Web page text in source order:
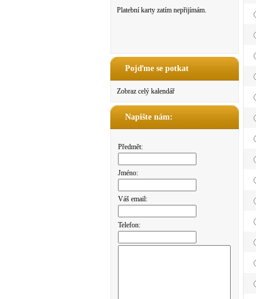
Platební karty zatím nepřijímám.
Pojďme se potkat
Zobraz celý kalendář
Napište nám:
Předmět:
Jméno:
Váš email:
Telefon: